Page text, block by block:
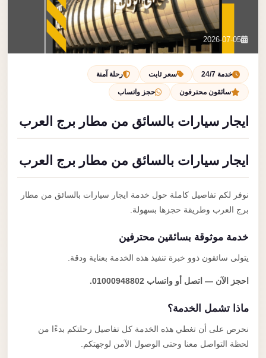
بنا
احجز الآن
2026-07-05
خدمة 24/7 سعر ثابت رحلة آمنة
سائقون محترفون حجز واتساب
ايجار سيارات بالسائق من مطار برج العرب
ايجار سيارات بالسائق من مطار برج العرب
نوفر لكم تفاصيل كاملة حول خدمة ايجار سيارات بالسائق من مطار
برج العرب وطريقة حجزها بسهولة.
خدمة موثوقة بسائقين محترفين
يتولى سائقون ذوو خبرة تنفيذ هذه الخدمة بعناية ودقة.
احجز الآن — اتصل أو واتساب 01000948802.
ماذا تشمل الخدمة؟
نحرص على أن تغطي هذه الخدمة كل تفاصيل رحلتكم بدءًا من
لحظة التواصل معنا وحتى الوصول الآمن لوجهتكم.